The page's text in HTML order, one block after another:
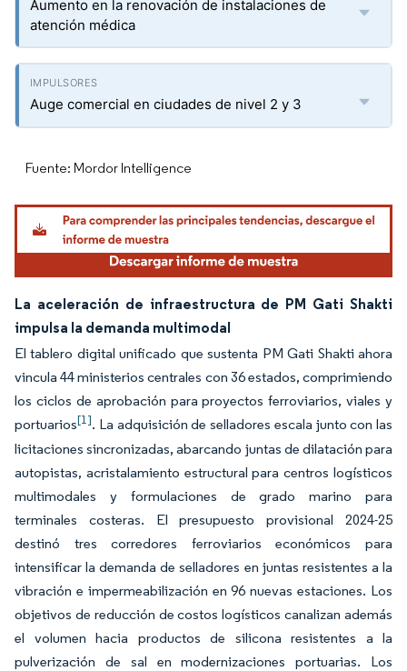
Aumento en la renovación de instalaciones de
atención médica
Auge comercial en ciudades de nivel 2 y 3
Fuente: Mordor Intelligence
La aceleración de infraestructura de PM Gati Shakti
impulsa la demanda multimodal
El tablero digital unificado que sustenta PM Gati Shakti ahora
vincula 44 ministerios centrales con 36 estados, comprimiendo
los ciclos de aprobación para proyectos ferroviarios, viales y
portuarios[1]. La adquisición de selladores escala junto con las
licitaciones sincronizadas, abarcando juntas de dilatación para
autopistas, acristalamiento estructural para centros logísticos
multimodales y formulaciones de grado marino para
terminales costeras. El presupuesto provisional 2024-25
destinó tres corredores ferroviarios económicos para
intensificar la demanda de selladores en juntas resistentes a la
vibración e impermeabilización en 96 nuevas estaciones. Los
objetivos de reducción de costos logísticos canalizan además
el volumen hacia productos de silicona resistentes a la
pulverización de sal en modernizaciones portuarias. Los